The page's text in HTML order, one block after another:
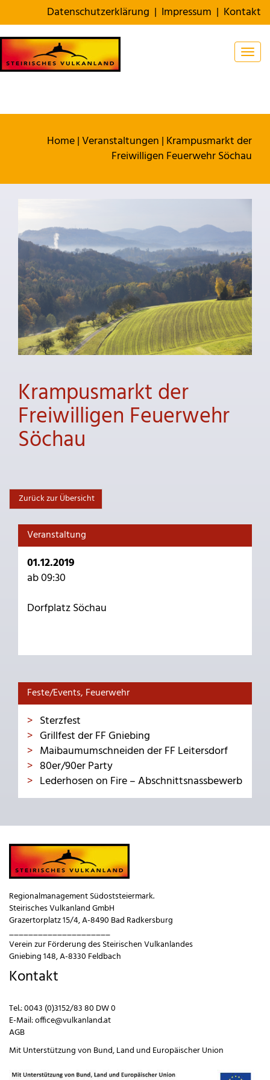
Datenschutzerklärung | Impressum | Kontakt
Home|Veranstaltungen | Krampusmarkt der
Freiwilligen Feuerwehr Söchau
Krampusmarkt der
Freiwilligen Feuerwehr
Söchau
Zurück zur Übersicht
Veranstaltung
01.12.2019
ab 09:30
Dorfplatz Söchau
Feste/Events, Feuerwehr
Sterzfest
Grillfest der FF Gniebing
Maibaumumschneiden der FF Leitersdorf
80er/90er Party
Lederhosen on Fire – Abschnittsnassbewerb
Regionalmanagement Südoststeiermark.
Steirisches Vulkanland GmbH
Grazertorplatz 15/4, A-8490 Bad Radkersburg
_____________________
Verein zur Förderung des Steirischen Vulkanlandes
Gniebing 148, A-8330 Feldbach
Kontakt
Tel.:0043 (0)3152/83 80 DW 0
E-Mail:office@vulkanland.at
AGB
Mit Unterstützung von Bund,Land und Europäischer Union